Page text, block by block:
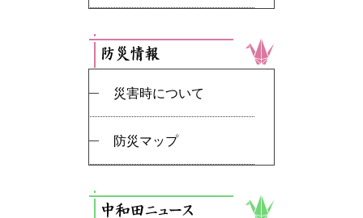
災害時について
防災マップ